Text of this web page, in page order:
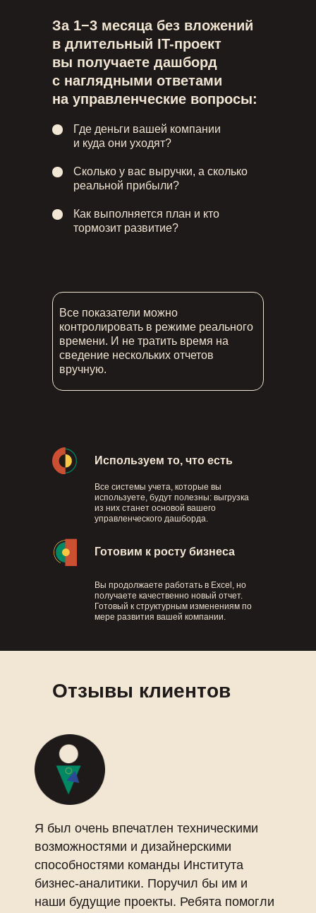
За 1−3 месяца без вложений
в длительный IT-проект
вы получаете дашборд
с наглядными ответами
на управленческие вопросы:
Где деньги вашей компании
и куда они уходят?
Сколько у вас выручки, а сколько
реальной прибыли?
Как выполняется план и кто
тормозит развитие?
Все показатели можно
контролировать в режиме реального
времени. И не тратить время на
сведение нескольких отчетов
вручную.
Используем то, что есть
Все системы учета, которые вы
используете, будут полезны: выгрузка
из них станет основой вашего
управленческого дашборда.
Готовим к росту бизнеса
Вы продолжаете работать в Excel, но
получаете качественно новый отчет.
Готовый к структурным изменениям по
мере развития вашей компании.
Отзывы клиентов
Я был очень впечатлен техническими
возможностями и дизайнерскими
способностями команды Института
бизнес-аналитики. Поручил бы им и
наши будущие проекты. Ребята помогли